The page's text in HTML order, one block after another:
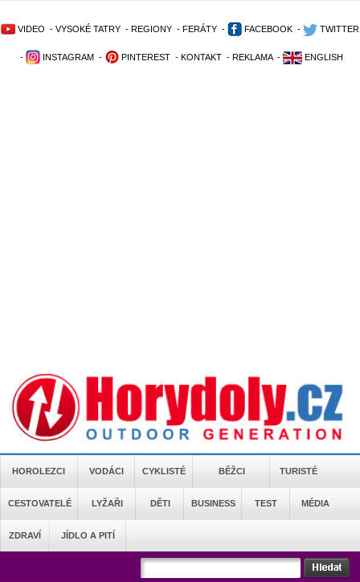
VIDEO - VYSOKÉ TATRY - REGIONY - FERÁTY - FACEBOOK - TWITTER
- INSTAGRAM - PINTEREST - KONTAKT - REKLAMA - ENGLISH
HOROLEZCI VODÁCI CYKLISTÉ BĚŽCI TURISTÉ
CESTOVATELÉ LYŽAŘI DĚTI BUSINESS TEST MÉDIA
ZDRAVÍ JÍDLO A PITÍ